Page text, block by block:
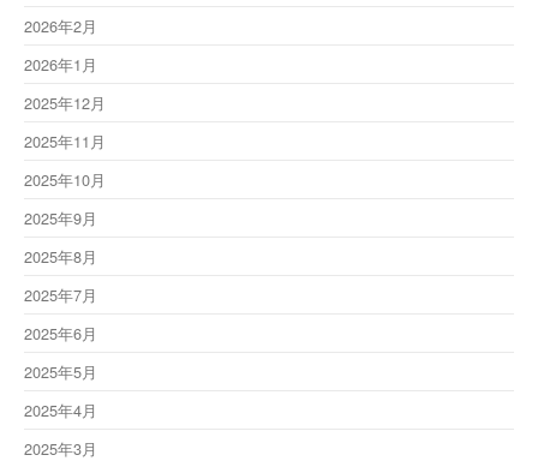
2026年2月
2026年1月
2025年12月
2025年11月
2025年10月
2025年9月
2025年8月
2025年7月
2025年6月
2025年5月
2025年4月
2025年3月